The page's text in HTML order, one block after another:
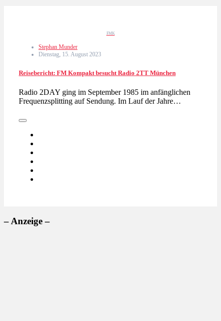
FMK
Stephan Munder
Dienstag, 15. August 2023
Reisebericht: FM Kompakt besucht Radio 2TT München
Radio 2DAY ging im September 1985 im anfänglichen
Frequenzsplitting auf Sendung. Im Lauf der Jahre…
– Anzeige –